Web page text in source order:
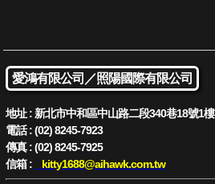
愛鴻有限公司／照陽國際有限公司
地址 : 新北市中和區中山路二段340巷18號1樓
電話 : (02) 8245-7923
傳真 : (02) 8245-7925
信箱 :
kitty1688@aihawk.com.tw